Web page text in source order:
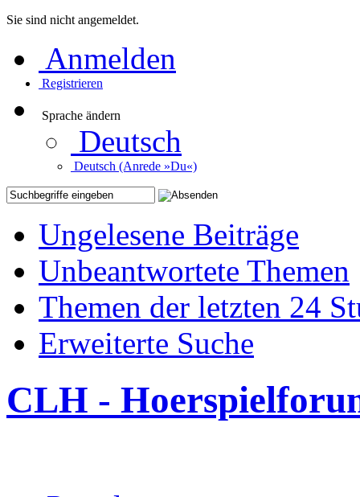
Sie sind nicht angemeldet.
Anmelden
Registrieren
Sprache ändern
Deutsch
Deutsch (Anrede »Du«)
Ungelesene Beiträge
Unbeantwortete Themen
Themen der letzten 24
Erweiterte Suche
CLH -